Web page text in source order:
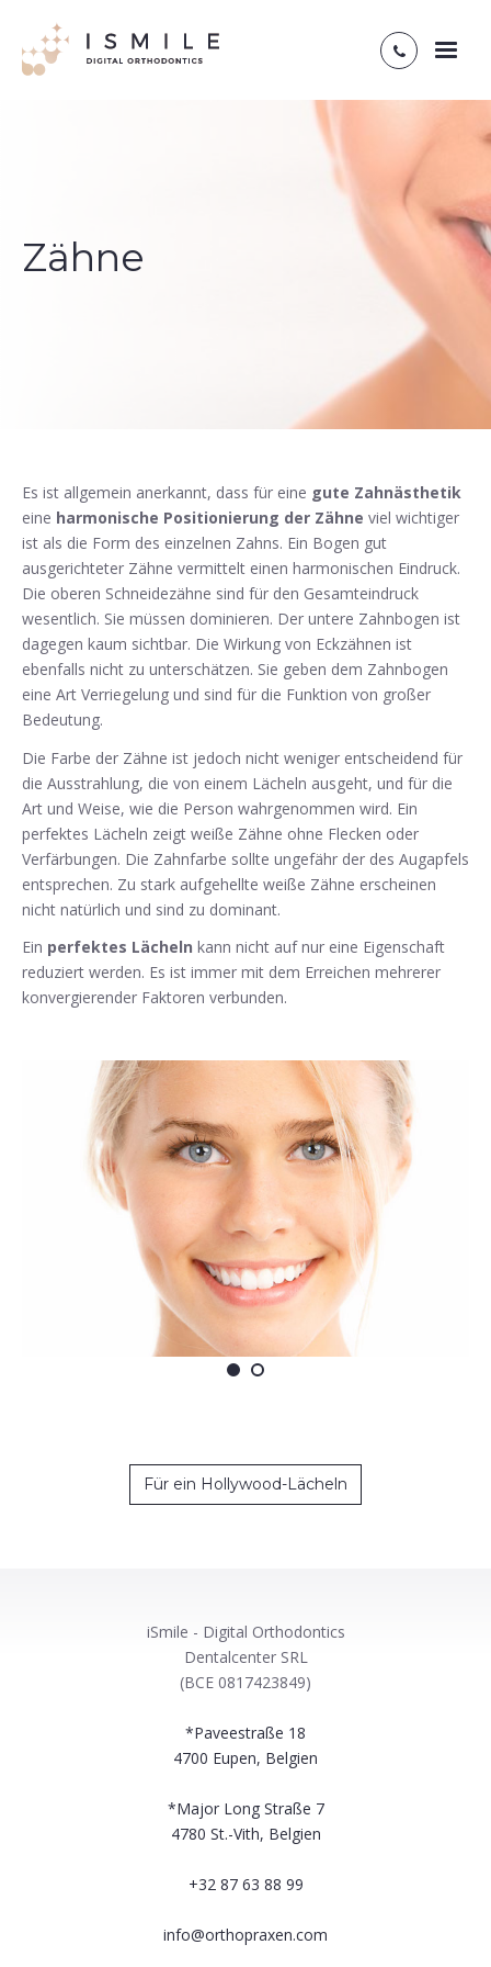
Zähne
Es ist allgemein anerkannt, dass für eine gute Zahnästhetik
eine harmonische Positionierung der Zähne viel wichtiger
ist als die Form des einzelnen Zahns. Ein Bogen gut
ausgerichteter Zähne vermittelt einen harmonischen Eindruck.
Die oberen Schneidezähne sind für den Gesamteindruck
wesentlich. Sie müssen dominieren. Der untere Zahnbogen ist
dagegen kaum sichtbar. Die Wirkung von Eckzähnen ist
ebenfalls nicht zu unterschätzen. Sie geben dem Zahnbogen
eine Art Verriegelung und sind für die Funktion von großer
Bedeutung.
Die Farbe der Zähne ist jedoch nicht weniger entscheidend für
die Ausstrahlung, die von einem Lächeln ausgeht, und für die
Art und Weise, wie die Person wahrgenommen wird. Ein
perfektes Lächeln zeigt weiße Zähne ohne Flecken oder
Verfärbungen. Die Zahnfarbe sollte ungefähr der des Augapfels
entsprechen. Zu stark aufgehellte weiße Zähne erscheinen
nicht natürlich und sind zu dominant.
Ein perfektes Lächeln kann nicht auf nur eine Eigenschaft
reduziert werden. Es ist immer mit dem Erreichen mehrerer
konvergierender Faktoren verbunden.
Für ein Hollywood-Lächeln
iSmile - Digital Orthodontics
Dentalcenter SRL
(BCE 0817423849)
*Paveestraße 18
4700 Eupen, Belgien
*Major Long Straße 7
4780 St.-Vith, Belgien
+32 87 63 88 99
info@orthopraxen.com